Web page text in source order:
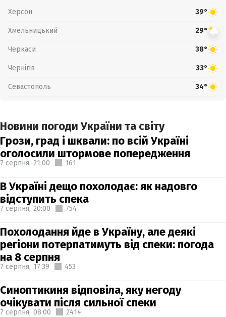
Херсон 39°
Хмельницький 29°
Черкаси 38°
Чернігів 33°
Севастополь 34°
Новини погоди України та світу
Грози, град і шквали: по всій Україні
оголосили штормове попередження
7 серпня, 21:00 161
В Україні дещо похолодає: як надовго
відступить спека
7 серпня, 20:00 754
Похолодання йде в Україну, але деякі
регіони потерпатимуть від спеки: погода
на 8 серпня
7 серпня, 17:39 453
Синоптикиня відповіла, яку негоду
очікувати після сильної спеки
7 серпня, 08:00 2414